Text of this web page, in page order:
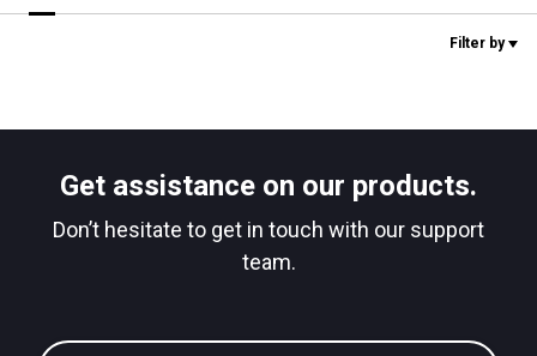
Filter by
Get assistance on our products.
Don’t hesitate to get in touch with our support
team.
製品情報
接続